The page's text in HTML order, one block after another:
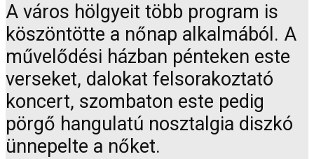
A város hölgyeit több program is
köszöntötte a nőnap alkalmából. A
művelődési házban pénteken este
verseket, dalokat felsorakoztató
koncert, szombaton este pedig
pörgő hangulatú nosztalgia diszkó
ünnepelte a nőket.